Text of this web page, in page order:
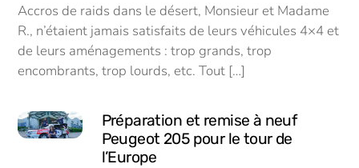
Accros de raids dans le désert, Monsieur et Madame
R., n’étaient jamais satisfaits de leurs véhicules 4×4 et
de leurs aménagements : trop grands, trop
encombrants, trop lourds, etc. Tout […]
Préparation et remise à neuf
Peugeot 205 pour le tour de
l’Europe